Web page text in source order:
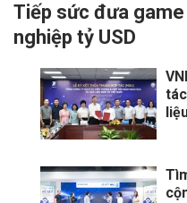
Tiếp sức đưa
nghiệp tỷ USD